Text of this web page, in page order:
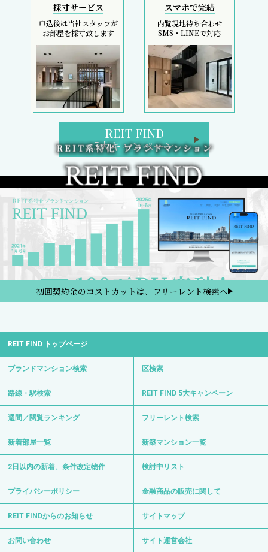
採寸サービス
申込後は当社スタッフが
お部屋を採寸致します
スマホで完結
内覧現地待ち合わせ
SMS・LINEで対応
REIT FIND
5大キャンペーン
初回契約金のコストカットは、フリーレント検索へ
REIT FIND トップページ
ブランドマンション検索 区検索
路線・駅検索 REIT FIND 5大キャンペーン
週間／閲覧ランキング フリーレント検索
新着部屋一覧 新築マンション一覧
2日以内の新着、条件改定物件 検討中リスト
プライバシーポリシー 金融商品の販売に関して
REIT FINDからのお知らせ サイトマップ
お問い合わせ サイト運営会社